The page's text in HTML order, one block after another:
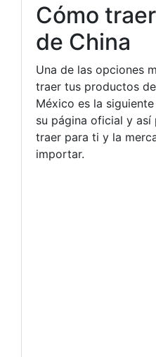
Cómo
de China
Una de las opciones
traer tus productos
México es la
su página oficial y
traer para ti y la
importar.